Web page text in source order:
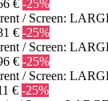
€ -25%
/ Screen:
€ -25%
/ Screen:
€ -25%
/ Screen:
€ -25%